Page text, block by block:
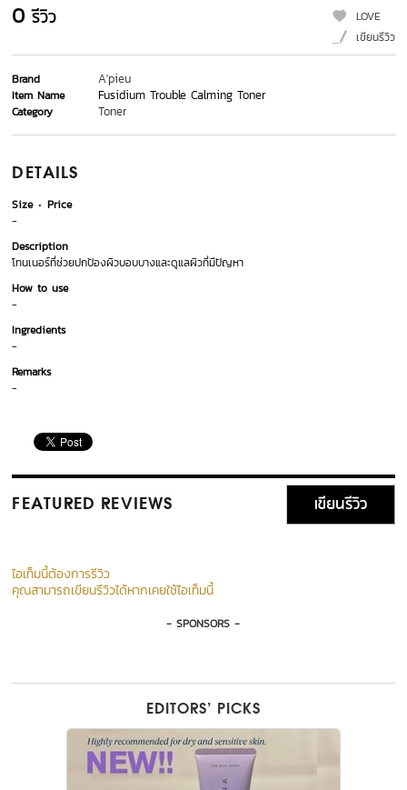
0 รีวิว
LOVE
เขียนรีวิว
Brand A'pieu
Item Name Fusidium Trouble Calming Toner
Category Toner
DETAILS
Size
Price
-
Description
โทนเนอร์ที่ช่วยปกป้องผิวบอบบางและดูแลผิวที่มีปัญหา
How to use
-
Ingredients
-
Remarks
-
FEATURED REVIEWS เขียนรีวิว
ไอเท็มนี้ต้องการรีวิว
คุณสามารถเขียนรีวิวได้หากเคยใช้ไอเท็มนี้
- SPONSORS -
EDITORS’ PICKS